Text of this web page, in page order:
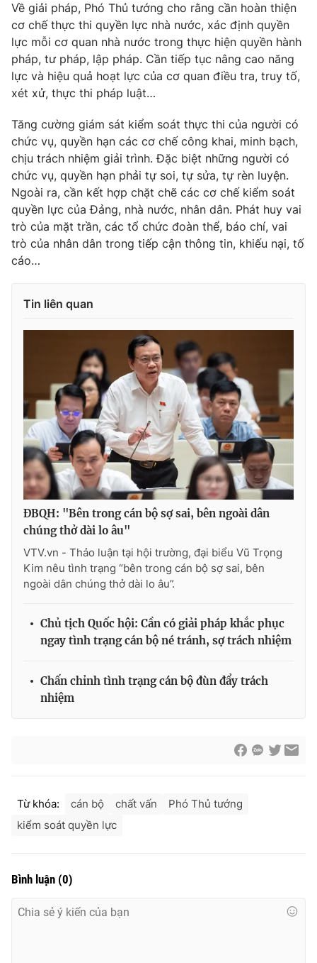
Về giải pháp, Phó Thủ tướng cho rằng cần hoàn thiện
cơ chế thực thi quyền lực nhà nước, xác định quyền
lực mỗi cơ quan nhà nước trong thực hiện quyền hành
pháp, tư pháp, lập pháp. Cần tiếp tục nâng cao năng
lực và hiệu quả hoạt lực của cơ quan điều tra, truy tố,
xét xử, thực thi pháp luật…
Tăng cường giám sát kiểm soát thực thi của người có
chức vụ, quyền hạn các cơ chế công khai, minh bạch,
chịu trách nhiệm giải trình. Đặc biệt những người có
chức vụ, quyền hạn phải tự soi, tự sửa, tự rèn luyện.
Ngoài ra, cần kết hợp chặt chẽ các cơ chế kiểm soát
quyền lực của Đảng, nhà nước, nhân dân. Phát huy vai
trò của mặt trần, các tổ chức đoàn thể, báo chí, vai
trò của nhân dân trong tiếp cận thông tin, khiếu nại, tố
cáo…
Tin liên quan
ĐBQH: "Bên trong cán bộ sợ sai, bên ngoài dân
chúng thở dài lo âu"
VTV.vn - Thảo luận tại hội trường, đại biểu Vũ Trọng
Kim nêu tình trạng “bên trong cán bộ sợ sai, bên
ngoài dân chúng thở dài lo âu”.
Chủ tịch Quốc hội: Cần có giải pháp khắc phục
ngay tình trạng cán bộ né tránh, sợ trách nhiệm
Chấn chỉnh tình trạng cán bộ đùn đẩy trách
nhiệm
Từ khóa: cán bộ chất vấn
Phó Thủ tướng
kiểm soát quyền lực
Bình luận (0)